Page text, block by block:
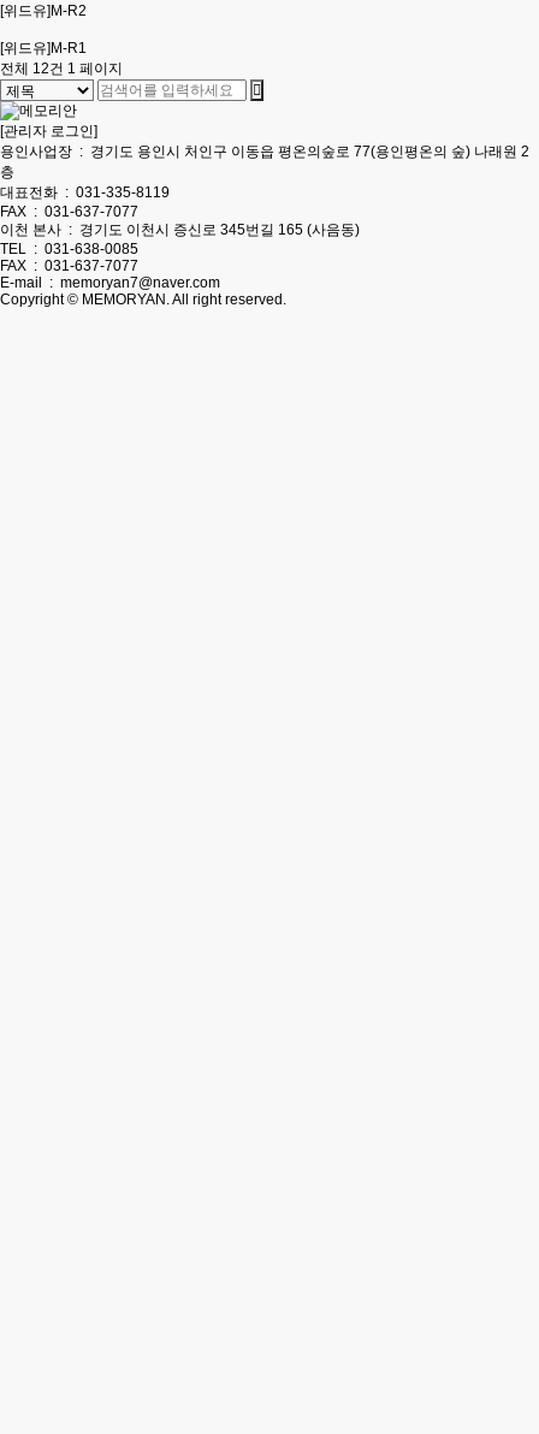
[위드유]M-R2
[위드유]M-R1
전체 12건 1 페이지
[관리자 로그인]
용인사업장 : 경기도 용인시 처인구 이동읍 평온의숲로 77(용인평온의 숲) 나래원 2
층
대표전화 : 031-335-8119
FAX : 031-637-7077
이천 본사 : 경기도 이천시 증신로 345번길 165 (사음동)
TEL : 031-638-0085
FAX : 031-637-7077
E-mail
: memoryan7@naver.com
Copyright © MEMORYAN. All right reserved.